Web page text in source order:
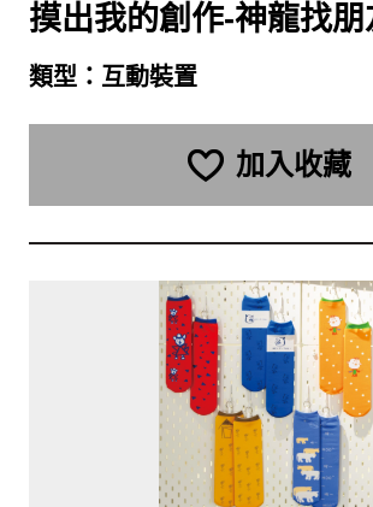
摸出我的創作-神龍找朋
類型： 互動裝置
加入收藏